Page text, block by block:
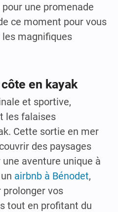
une promenade
ce moment pour vous
magnifiques
en kayak
et sportive,
les falaises
Cette sortie en mer
des paysages
aventure unique à
airbnb à Bénodet,
vos
tout en profitant du